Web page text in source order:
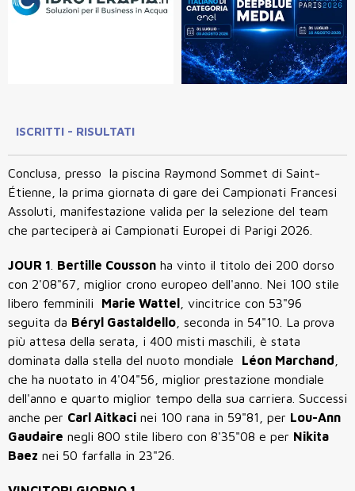
ISCRITTI - RISULTATI
Conclusa, presso la piscina Raymond Sommet di Saint-
Étienne, la prima giornata di gare dei Campionati Francesi
Assoluti, manifestazione valida per la selezione del team
che parteciperà ai Campionati Europei di Parigi 2026.
JOUR 1 Bertille Cousson ha vinto il titolo dei 200 dorso
con 2'08"67, miglior crono europeo dell'anno. Nei 100 stile
libero femminili Marie Wattel , vincitrice con 53"96
seguita da Béryl Gastaldello , seconda in 54"10. La prova
più attesa della serata, i 400 misti maschili, è stata
dominata dalla stella del nuoto mondiale Léon Marchand
che ha nuotato in 4'04"56, miglior prestazione mondiale
dell'anno e quarto miglior tempo della sua carriera. Successi
anche per Carl Aitkaci nei 100 rana in 59"81, per Lou-Ann
Gaudaire negli 800 stile libero con 8'35"08 e per Nikita
Baez nei 50 farfalla in 23"26.